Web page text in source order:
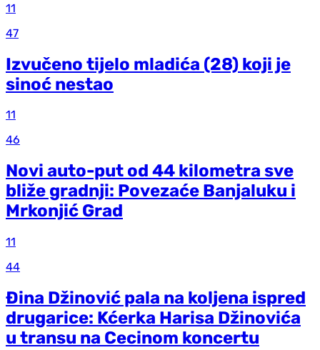
11
47
Izvučeno tijelo mladića (28) koji je
sinoć nestao
11
46
Novi auto-put od 44 kilometra sve
bliže gradnji: Povezaće Banjaluku i
Mrkonjić Grad
11
44
Đina Džinović pala na koljena ispred
drugarice: Kćerka Harisa Džinovića
u transu na Cecinom koncertu